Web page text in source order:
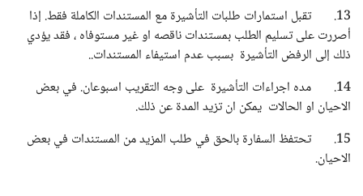
13. تقبل استمارات طلبات التأشيرة مع المستندات الكاملة فقط. إذا
أصررت على تسليم الطلب بمستندات ناقصه او غير مستوفاه ، فقد يؤدي
ذلك إلى الرفض التأشيرة بسبب عدم استيفاء المستندات..
14. مده اجراءات التأشيرة على وجه التقريب اسبوعان. في بعض
الاحيان او الحالات يمكن ان تزيد المدة عن ذلك.
15. تحتفظ السفارة بالحق في طلب المزيد من المستندات في بعض
الاحيان.